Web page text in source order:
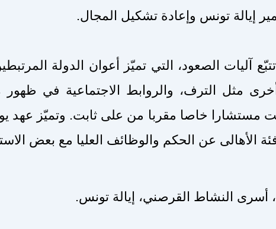
إيالة تونس وإعادة تشكيل المجال.
آليات الصعود، التي تميّز أعوان الدولة
مثل الترف، والروابط الاجتماعية في
مستشارا خاصا مقربا من على ثابت. وتميّز عهد
الأهالى عن الحكم والوظائف العليا مع بعض
النشاط القرصني، إيالة تونس.